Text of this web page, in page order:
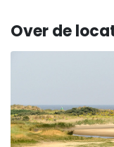
Over de